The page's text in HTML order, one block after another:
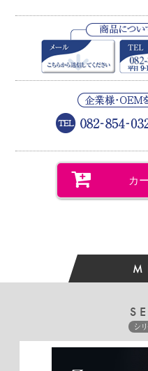
Y.O様 （40代／女性）
★★★★★【とても満足】
Z-5かなり重宝してます。
になってます。道具が良け
ました。
M.H様 （30代／女性）
★★★★★【とても満足】
K.K様 （50代／女性） 2022/
★★★★★【とても満足】
ふんわり自然に色づくので
K.A様 （60代／女性）
カ
シ